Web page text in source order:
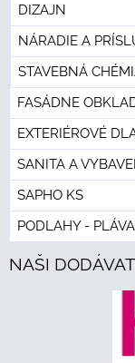
DIZAJN
NÁRADIE A
STAVEBNÁ
FASÁDNE
EXTERIÉROVÉ
SANITA A
SAPHO KS
PODLAHY -
NAŠI